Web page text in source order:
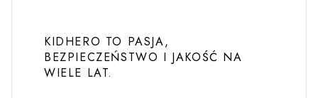
KIDHERO TO PASJA,
BEZPIECZEŃSTWO I JAKOŚĆ NA
WIELE LAT.